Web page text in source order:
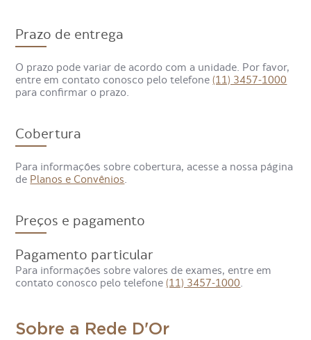
o exame de Ressonância
Magnética Articular de Ombro?
Esse exame é frequentemente solicitado por
baseada em uma avaliação clínica detalhada, levando em
conta sintomas e possíveis lesões que possam estar
impactando a função e o conforto do ombro.
Prazo de entrega
O prazo pode variar de acordo com a unidade. Por favor,
entre em contato conosco pelo telefone(11) 3457-1000
para confirmar o prazo.
Cobertura
Para informações sobre cobertura, acesse a nossa página
de Planos e Convênios
Preços e pagamento
Pagamento particular
Para informações sobre valores de exames, entre em
contato conosco pelo telefone(11) 3457-1000
Sobre a Rede D'Or